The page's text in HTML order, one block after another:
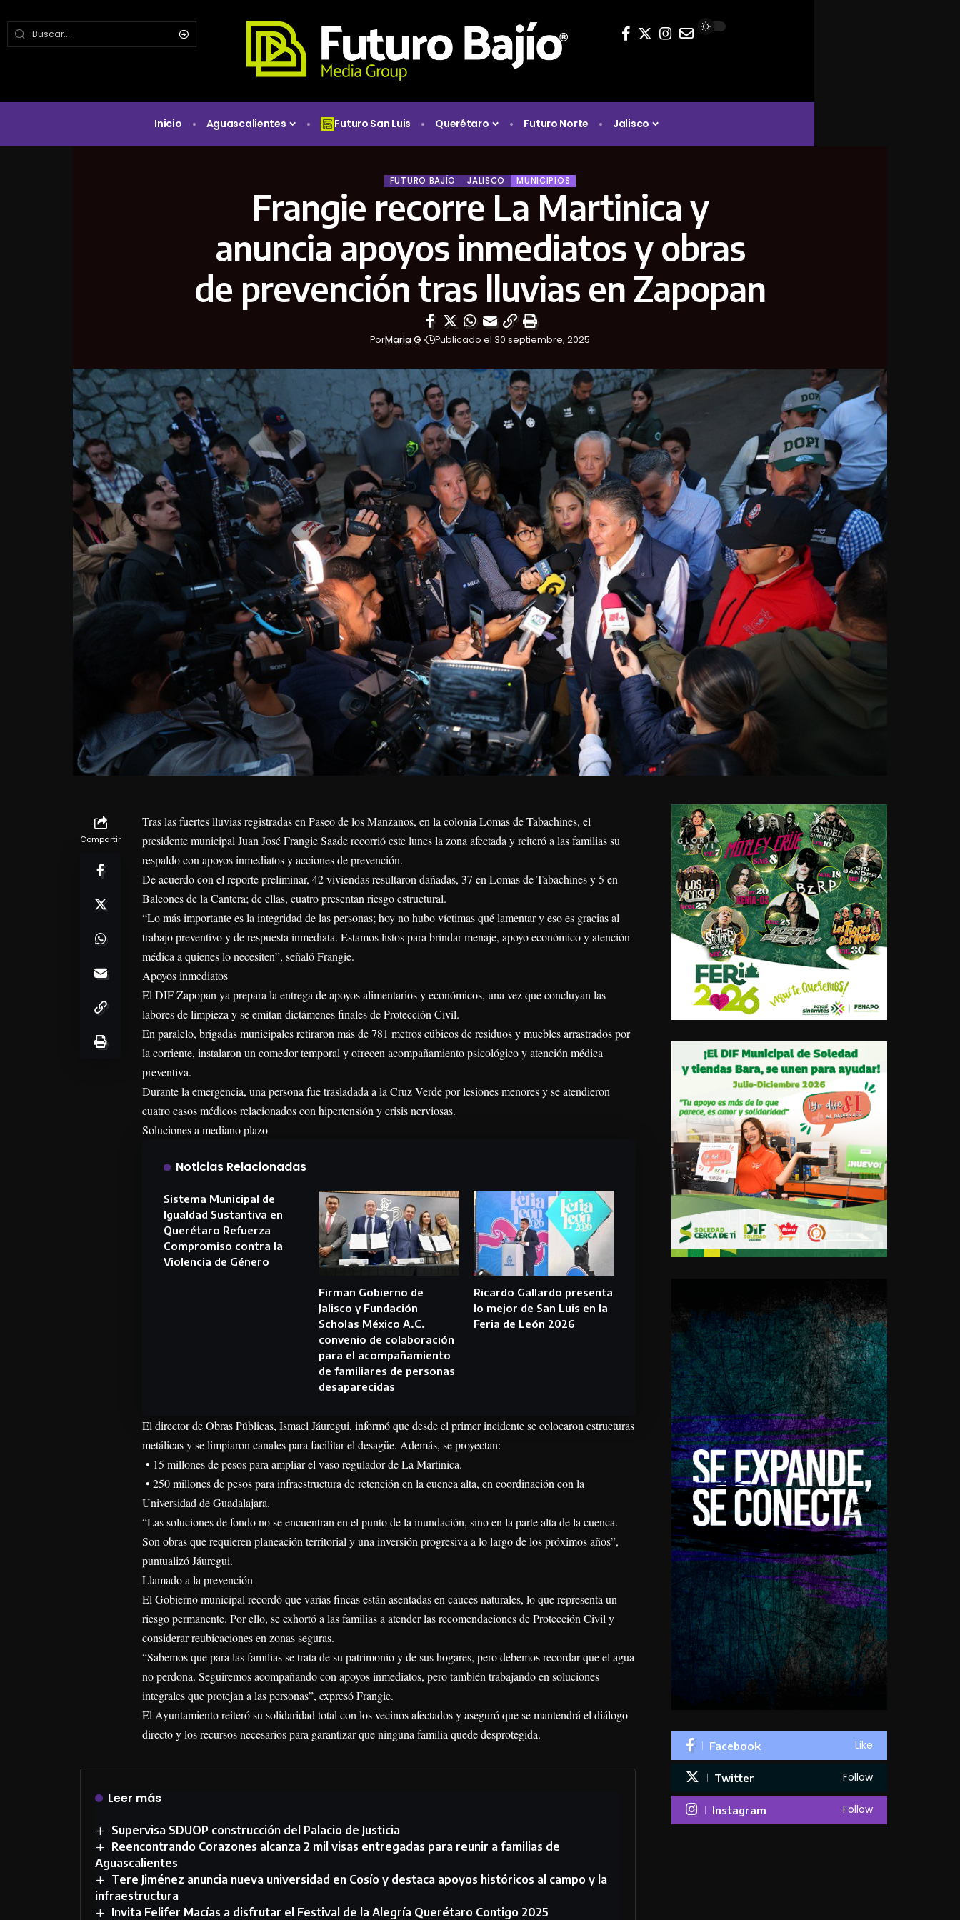
Inicio Aguascalientes Futuro San Luis Querétaro Futuro Norte Jalisco
FUTURO BAJÍO JALISCO MUNICIPIOS
Frangie recorre La Martinica y
anuncia apoyos inmediatos y obras
de prevención tras lluvias en Zapopan
PorMaria G Publicado el 30 septiembre, 2025
Compartir
Tras las fuertes lluvias registradas en Paseo de los Manzanos, en la colonia Lomas de Tabachines, el
presidente municipal Juan José Frangie Saade recorrió este lunes la zona afectada y reiteró a las familias su
respaldo con apoyos inmediatos y acciones de prevención.
De acuerdo con el reporte preliminar, 42 viviendas resultaron dañadas, 37 en Lomas de Tabachines y 5 en
Balcones de la Cantera; de ellas, cuatro presentan riesgo estructural.
“Lo más importante es la integridad de las personas; hoy no hubo víctimas qué lamentar y eso es gracias al
trabajo preventivo y de respuesta inmediata. Estamos listos para brindar menaje, apoyo económico y atención
médica a quienes lo necesiten”, señaló Frangie.
Apoyos inmediatos
El DIF Zapopan ya prepara la entrega de apoyos alimentarios y económicos, una vez que concluyan las
labores de limpieza y se emitan dictámenes finales de Protección Civil.
En paralelo, brigadas municipales retiraron más de 781 metros cúbicos de residuos y muebles arrastrados por
la corriente, instalaron un comedor temporal y ofrecen acompañamiento psicológico y atención médica
preventiva.
Durante la emergencia, una persona fue trasladada a la Cruz Verde por lesiones menores y se atendieron
cuatro casos médicos relacionados con hipertensión y crisis nerviosas.
Soluciones a mediano plazo
Noticias Relacionadas
Sistema Municipal de
Igualdad Sustantiva en
Querétaro Refuerza
Compromiso contra la
Violencia de Género
Firman Gobierno de
Jalisco y Fundación
Scholas México A.C.
convenio de colaboración
para el acompañamiento
de familiares de personas
desaparecidas
Ricardo Gallardo presenta
lo mejor de San Luis en la
Feria de León 2026
El director de Obras Públicas, Ismael Jáuregui, informó que desde el primer incidente se colocaron estructuras
metálicas y se limpiaron canales para facilitar el desagüe. Además, se proyectan:
• 15 millones de pesos para ampliar el vaso regulador de La Martinica.
• 250 millones de pesos para infraestructura de retención en la cuenca alta, en coordinación con la
Universidad de Guadalajara.
“Las soluciones de fondo no se encuentran en el punto de la inundación, sino en la parte alta de la cuenca.
Son obras que requieren planeación territorial y una inversión progresiva a lo largo de los próximos años”,
puntualizó Jáuregui.
Llamado a la prevención
El Gobierno municipal recordó que varias fincas están asentadas en cauces naturales, lo que representa un
riesgo permanente. Por ello, se exhortó a las familias a atender las recomendaciones de Protección Civil y
considerar reubicaciones en zonas seguras.
“Sabemos que para las familias se trata de su patrimonio y de sus hogares, pero debemos recordar que el agua
no perdona. Seguiremos acompañando con apoyos inmediatos, pero también trabajando en soluciones
integrales que protejan a las personas”, expresó Frangie.
El Ayuntamiento reiteró su solidaridad total con los vecinos afectados y aseguró que se mantendrá el diálogo
directo y los recursos necesarios para garantizar que ninguna familia quede desprotegida.
Leer más
Supervisa SDUOP construcción del Palacio de Justicia
Reencontrando Corazones alcanza 2 mil visas entregadas para reunir a familias de
Aguascalientes
Tere Jiménez anuncia nueva universidad en Cosío y destaca apoyos históricos al campo y la
infraestructura
Invita Felifer Macías a disfrutar el Festival de la Alegría Querétaro Contigo 2025
Facebook Like
Twitter Follow
Instagram Follow